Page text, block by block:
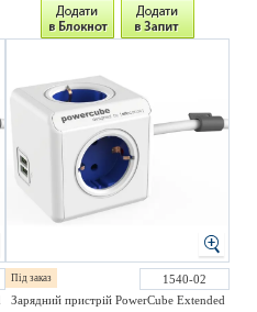
Під заказ
1540-02
Зарядний пристрій PowerCube Extended